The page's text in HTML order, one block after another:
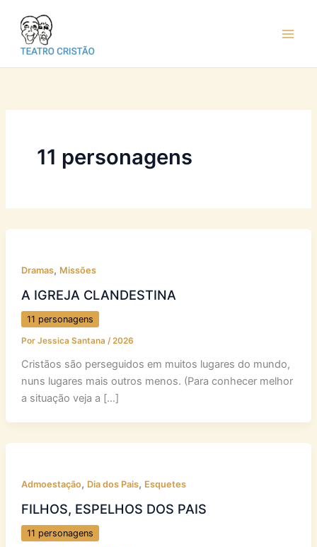
conteúdo
11 personagens
Dramas, Missões
A IGREJA CLANDESTINA
11 personagens
Por Jessica Santana /2026
Cristãos são perseguidos em muitos lugares do mundo,
nuns lugares mais outros menos. (Para conhecer melhor
a situação veja a […]
Admoestação, Dia dos Pais, Esquetes
FILHOS, ESPELHOS DOS PAIS
11 personagens